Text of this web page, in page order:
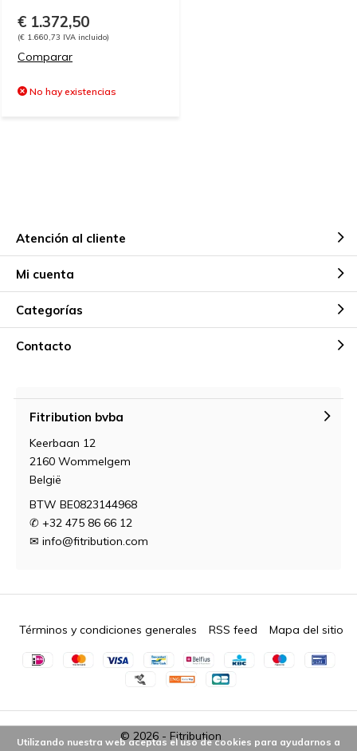
€ 1.372,50
(€ 1.660,73 IVA incluido)
Comparar
No hay existencias
Atención al cliente
Mi cuenta
Categorías
Contacto
Fitribution bvba
Keerbaan 12
2160 Wommelgem
België
BTW BE0823144968
✆ +32 475 86 66 12
✉ info@fitribution.com
© 2026 - Fitribution
Términos y condiciones generales RSS feed Mapa del sitio
Utilizando nuestra web aceptas el uso de cookies para ayudarnos a